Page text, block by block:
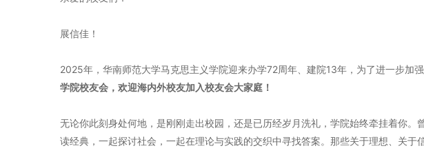
展信佳！
2025年，华南师范大学马克思主义学院迎来办学72周年、建院13年，为了进一步加
学院校友会，欢迎海内外校友加入校友会大家庭！
无论你此刻身处何地，是刚刚走出校园，还是已历经岁月洗礼，学院始终牵挂着你
读经典，一起探讨社会，一起在理论与实践的交织中寻找答案。那些关于理想、关于